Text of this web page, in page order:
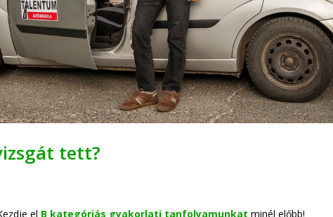
tett?
el B kategóriás gyakorlati tanfolyamunkat minél előbb!